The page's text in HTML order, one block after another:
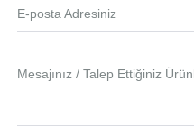
E-posta Adresiniz
Mesajınız / Talep Ettiğiniz